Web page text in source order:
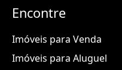
Encontre
Imóveis para Venda
Imóveis para Aluguel